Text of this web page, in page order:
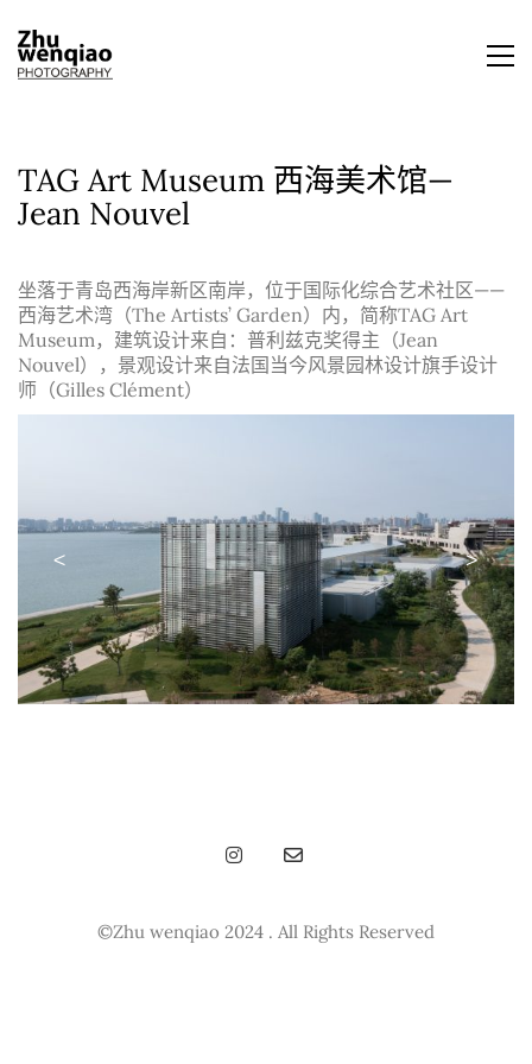
TAG Art Museum 西海美术馆—
Jean Nouvel
坐落于青岛西海岸新区南岸，位于国际化综合艺术社区——
西海艺术湾（The Artists’ Garden）内，简称TAG Art
Museum，建筑设计来自：普利兹克奖得主（Jean
Nouvel），景观设计来自法国当今风景园林设计旗手设计
师（Gilles Clément）
< >
©Zhu wenqiao 2024 . All Rights Reserved